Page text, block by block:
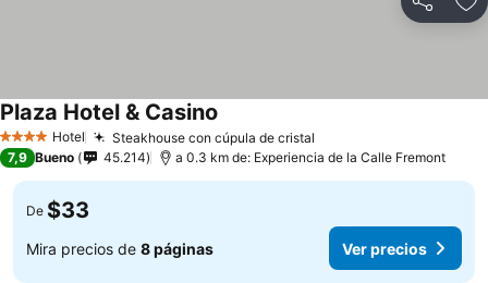
Compartir
4 EstrellasHotel Steakhouse con cúpula de cristal
Plaza Hotel & Casino
7,9 Bueno 45.214 a 0.3 km de: Experiencia de la Calle Fremont
De $33
Mira precios de 8 páginas Ver precios